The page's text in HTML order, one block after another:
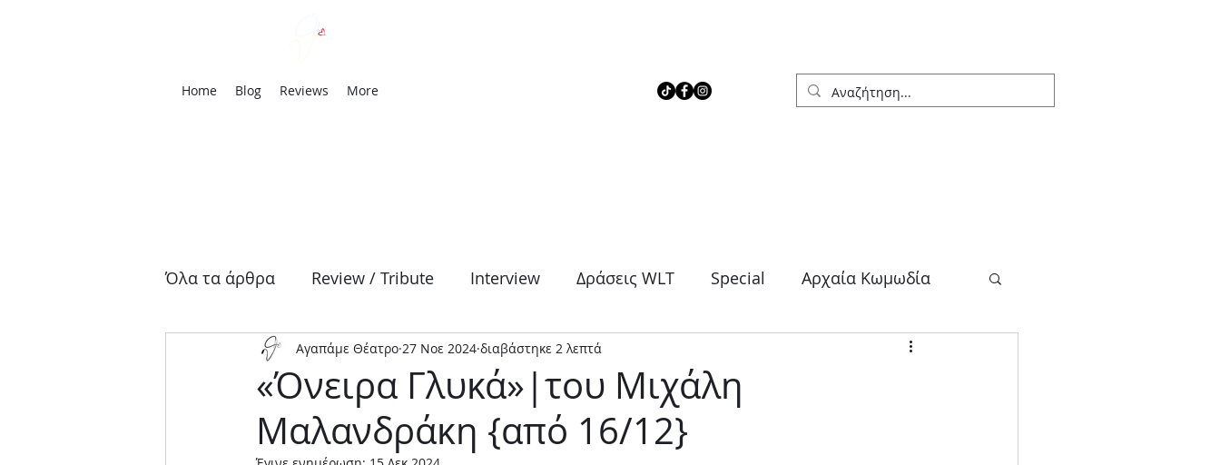
Home Blog Reviews More
Όλα τα άρθρα Review / Tribute Interview Δράσεις WLT Special Αρχαία Κωμωδία
Αρχαία Τραγωδία Δράμα Θρίλερ Κοινωνικό
Μουσική παράσταση Παιδικό Stand up Φαντασίας
«Όνειρα Γλυκά»|του Μιχάλη
Μαλανδράκη {από 16/12}
Αγαπάμε Θέατρο 27 Νοε 2024 διαβάστηκε 2 λεπτά